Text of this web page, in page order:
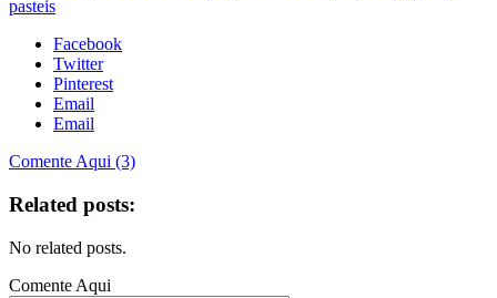
pasteis
Facebook
Twitter
Pinterest
Email
Email
Comente Aqui (3)
Related posts:
No related posts.
Comente Aqui